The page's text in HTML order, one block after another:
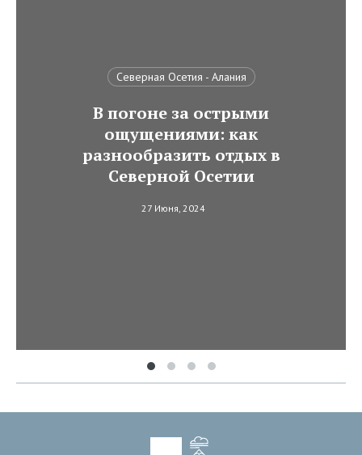
Северная Осетия - Алания
В погоне за острыми
ощущениями: как
разнообразить отдых в
Северной Осетии
27 Июня, 2024